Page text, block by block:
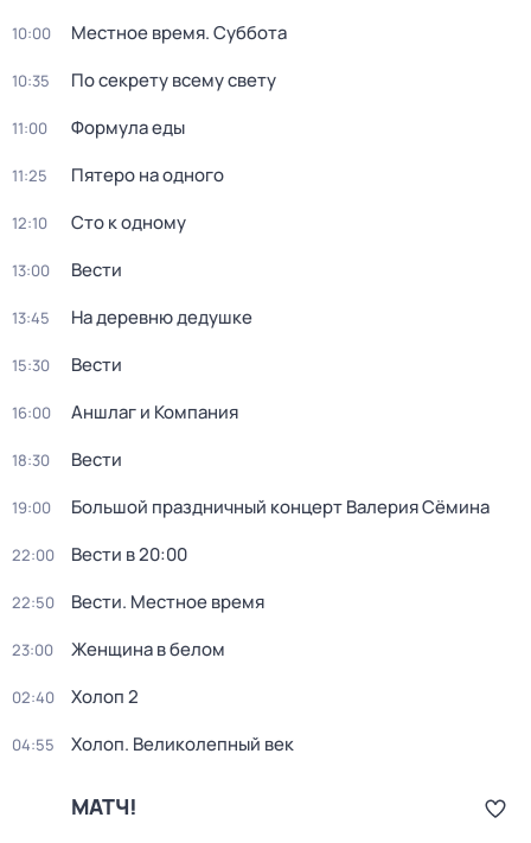
10:00 Местное время. Суббота
10:35 По секрету всему свету
11:00 Формула еды
11:25 Пятеро на одного
12:10 Сто к одному
13:00 Вести
13:45 На деревню дедушке
15:30 Вести
16:00 Аншлаг и Компания
18:30 Вести
19:00 Большой праздничный концерт Валерия Сёмина
22:00 Вести в 20:00
22:50 Вести. Местное время
23:00 Женщина в белом
02:40 Холоп 2
04:55 Холоп. Великолепный век
МАТЧ!